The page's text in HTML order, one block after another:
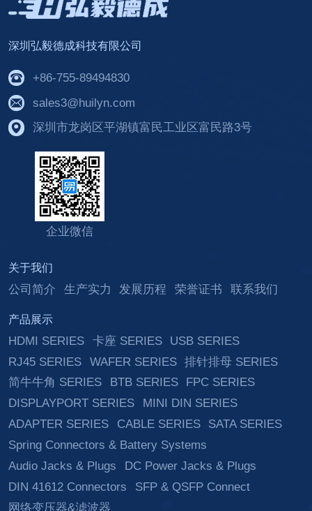
深圳弘毅德成科技有限公司
+86-755-89494830
sales3@huilyn.com
深圳市龙岗区平湖镇富民工业区富民路3号
企业微信
关于我们
公司简介 生产实力 发展历程 荣誉证书 联系我们
产品展示
HDMI SERIES 卡座 SERIES
USB SERIES
RJ45 SERIES
WAFER SERIES
排针排母 SERIES
简牛牛角 SERIES
BTB SERIES
FPC SERIES
DISPLAYPORT SERIES
MINI DIN SERIES
ADAPTER SERIES
CABLE SERIES
SATA SERIES
Spring Connectors & Battery Systems
Audio Jacks & Plugs
DC Power Jacks & Plugs
DIN 41612 Connectors
SFP & QSFP Connect
网络变压器&滤波器